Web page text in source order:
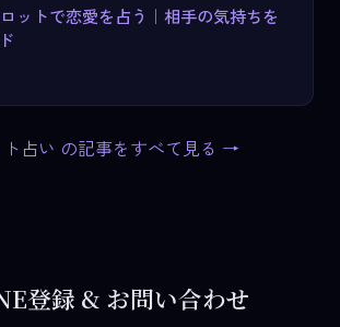
ロットで恋愛を占う｜相手の気持ちを
ト占い の記事をすべて見る →
登録 & お問い合わせ